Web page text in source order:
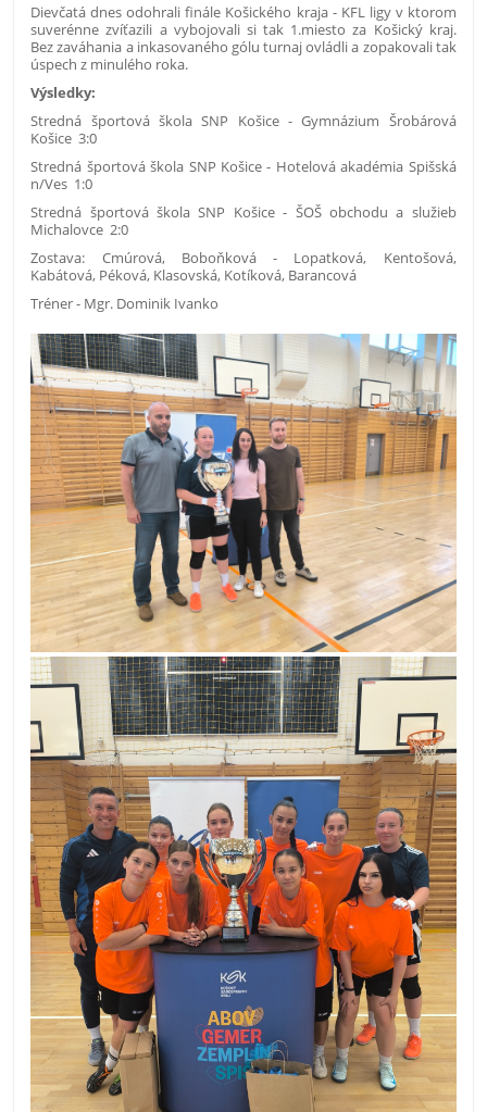
Dievčatá dnes odohrali finále Košického kraja - KFL ligy v ktorom
suverénne zvíťazili a vybojovali si tak 1.miesto za Košický kraj.
Bez zaváhania a inkasovaného gólu turnaj ovládli a zopakovali tak
úspech z minulého roka.
Výsledky:
Stredná športová škola SNP Košice - Gymnázium Šrobárová
Košice 3:0
Stredná športová škola SNP Košice - Hotelová akadémia Spišská
n/Ves 1:0
Stredná športová škola SNP Košice - ŠOŠ obchodu a služieb
Michalovce 2:0
Zostava: Cmúrová, Boboňková - Lopatková, Kentošová,
Kabátová, Péková, Klasovská, Kotíková, Barancová
Tréner - Mgr. Dominik Ivanko